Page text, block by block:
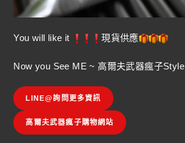
You will like it 現貨供應
Now you See ME ~ 高爾夫武器瘋子Style
LINE@詢問更多資訊
高爾夫武器瘋子購物網站